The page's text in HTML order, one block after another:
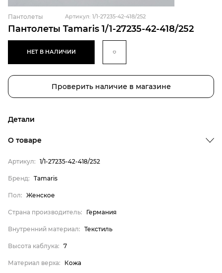
Пантолеты Tamaris 1/1-27235-42-418/252
Пантолеты Артикул: 1/1-27235-42-418/252
НЕТ В НАЛИЧИИ
Проверить наличие в магазине
Детали
Бренд
Пол
Страна производитель
Внутренний материал
Женское
О товаре
Артикул: 1/1-27235-42-418/252
Бренд: Tamaris
Пол: Женское
Страна производитель: Германия
Внутренний материал: Текстиль
Высота каблука: 7
Материал верха: Кожа